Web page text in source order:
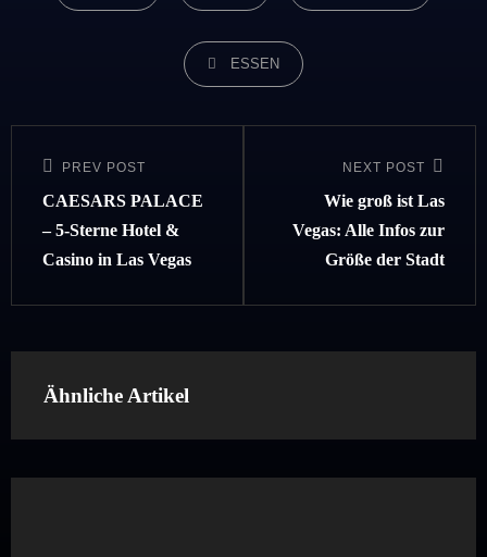
TAGS,
ESSEN
Previous
Post
PREV POST
CAESARS PALACE
– 5-Sterne Hotel &
Casino in Las Vegas
NEXT POST
Wie groß ist Las
Vegas: Alle Infos zur
Größe der Stadt
Ähnliche Artikel